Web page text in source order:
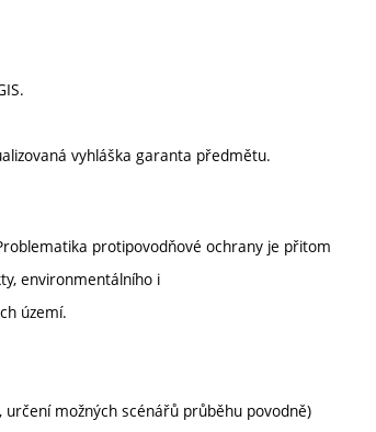
vyhláška garanta předmětu.
protipovodňové ochrany je přitom
environmentálního i
území.
možných scénářů průběhu povodně)